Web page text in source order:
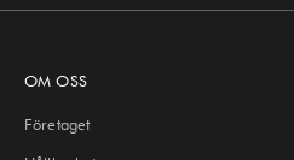
OM OSS
Företaget